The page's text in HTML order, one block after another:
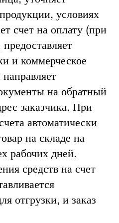
условиях
счет на оплату (при
и коммерческое
на обратный
заказчика. При
автоматически
на складе на
рабочих дней.
средств на счет
отгрузки, и заказ